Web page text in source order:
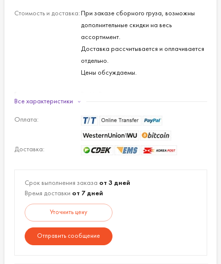
Стоимость и доставка:При заказе сборного груза, возможны
дополнительные скидки на весь
ассортимент.
Доставка рассчитывается и оплачивается
отдельно.
Цены обсуждаемы.
Участники группы BTS:
RM, SUGA, V, JIN, JIMIN, JUNGKOOK, J-
Все характеристики
Оплата:
Доставка:
Срок выполнения заказа от 3 дней
Время доставки от 7 дней
Уточнить цену
Отправить сообщение